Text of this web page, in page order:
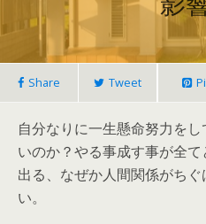
Share Tweet
自分なりに一生懸命努力を
いのか？やる事成す事が全
出る、なぜか人間関係がち
い。